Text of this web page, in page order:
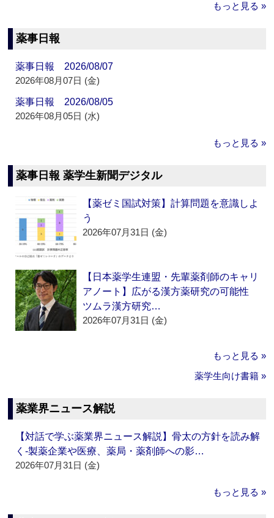
もっと見る »
薬事日報
薬事日報 2026/08/07
2026年08月07日 (金)
薬事日報 2026/08/05
2026年08月05日 (水)
もっと見る »
薬事日報 薬学生新聞デジタル
【薬ゼミ国試対策】計算問題を意識しよ
う
2026年07月31日 (金)
【日本薬学生連盟・先輩薬剤師のキャリ
アノート】広がる漢方薬研究の可能性
ツムラ漢方研究…
2026年07月31日 (金)
もっと見る »
薬学生向け書籍 »
薬業界ニュース解説
【対話で学ぶ薬業界ニュース解説】骨太の方針を読み解
く‐製薬企業や医療、薬局・薬剤師への影…
2026年07月31日 (金)
もっと見る »